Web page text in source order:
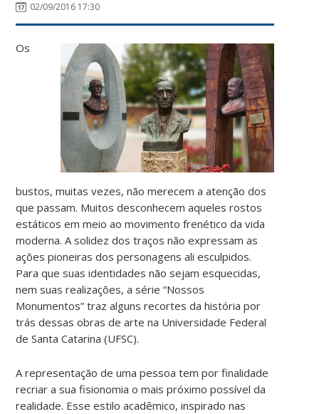
02/09/2016 17:30
Os
bustos, muitas vezes, não merecem a atenção dos
que passam. Muitos desconhecem aqueles rostos
estáticos em meio ao movimento frenético da vida
moderna. A solidez dos traços não expressam as
ações pioneiras dos personagens ali esculpidos.
Para que suas identidades não sejam esquecidas,
nem suas realizações, a série “Nossos
Monumentos” traz alguns recortes da história por
trás dessas obras de arte na Universidade Federal
de Santa Catarina (UFSC).
A representação de uma pessoa tem por finalidade
recriar a sua fisionomia o mais próximo possível da
realidade. Esse estilo acadêmico, inspirado nas